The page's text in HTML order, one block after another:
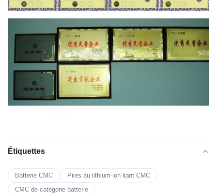
Étiquettes
Batterie CMC
Piles au lithium-ion liant CMC
CMC de catégorie batterie